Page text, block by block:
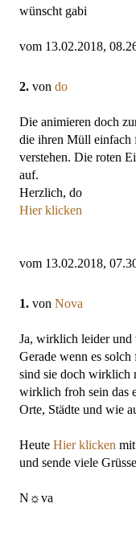
wünscht gabi
vom 13.02.2018,
2. von do
Die animieren doch
die ihren Müll einfach
verstehen. Die roten
auf.
Herzlich, do
Hier klicken
vom 13.02.2018,
1. von Nova
Ja, wirklich leider und
Gerade wenn es
sind sie doch wirklich
wirklich froh sein das
Orte, Städte und wie
Heute Hier klicken
und sende viele Grüsse
N☼va